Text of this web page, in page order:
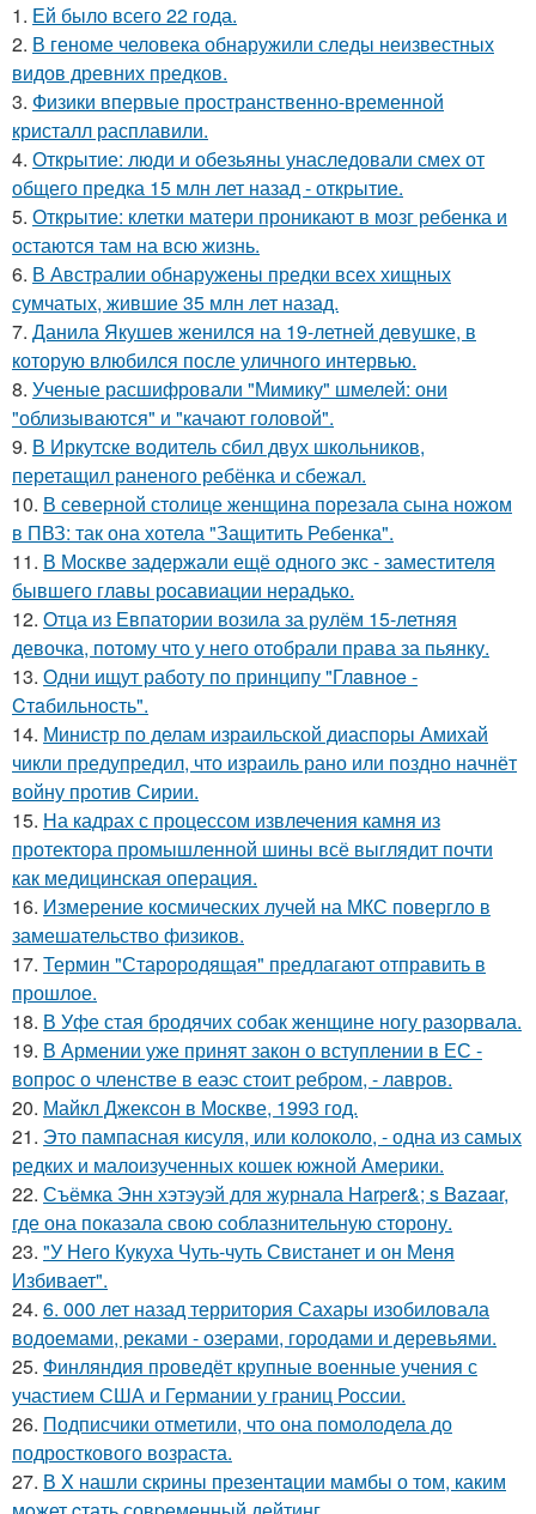
1. Ей было всего 22 года.
2. В геноме человека обнаружили следы неизвестных
видов древних предков.
3. Физики впервые пространственно-временной
кристалл расплавили.
4. Открытие: люди и обезьяны унаследовали смех от
общего предка 15 млн лет назад - открытие.
5. Открытие: клетки матери проникают в мозг ребенка и
остаются там на всю жизнь.
6. В Австралии обнаружены предки всех хищных
сумчатых, жившие 35 млн лет назад.
7. Данила Якушев женился на 19-летней девушке, в
которую влюбился после уличного интервью.
8. Ученые расшифровали "Мимику" шмелей: они
"облизываются" и "качают головой".
9. В Иркутске водитель сбил двух школьников,
перетащил раненого ребёнка и сбежал.
10. В северной столице женщина порезала сына ножом
в ПВЗ: так она хотела "Защитить Ребенка".
11. В Москве задержали ещё одного экс - заместителя
бывшего главы росавиации нерадько.
12. Отца из Евпатории возила за рулём 15-летняя
девочка, потому что у него отобрали права за пьянку.
13. Одни ищут работу по принципу "Глaвноe -
Cтaбильность".
14. Министр по делам израильской диаспоры Амихай
чикли предупредил, что израиль рано или поздно начнёт
войну против Сирии.
15. На кадрах с процессом извлечения камня из
протектора промышленной шины всё выглядит почти
как медицинская операция.
16. Измерение космических лучей на МКС повергло в
замешательство физиков.
17. Термин "Старородящая" предлагают отправить в
прошлое.
18. В Уфе стая бродячих собак женщине ногу разорвала.
19. В Армении уже принят закон о вступлении в ЕС -
вопрос о членстве в еаэс стоит ребром, - лавров.
20. Майкл Джексон в Москве, 1993 год.
21. Это пампасная кисуля, или колоколо, - одна из самых
редких и малоизученных кошек южной Америки.
22. Съёмка Энн хэтэуэй для журнала Harper&; s Bazaar,
где она показала свою соблазнительную сторону.
23. "У Него Кукуха Чуть-чуть Свистанет и он Меня
Избивает".
24. 6. 000 лет назад территория Сахары изобиловала
водоемами, реками - озерами, городами и деревьями.
25. Финляндия проведёт крупные военные учения с
участием США и Германии у границ России.
26. Подписчики отметили, что она помолодела до
подросткового возраста.
27. В X нашли скрины презентaции мамбы о том, каким